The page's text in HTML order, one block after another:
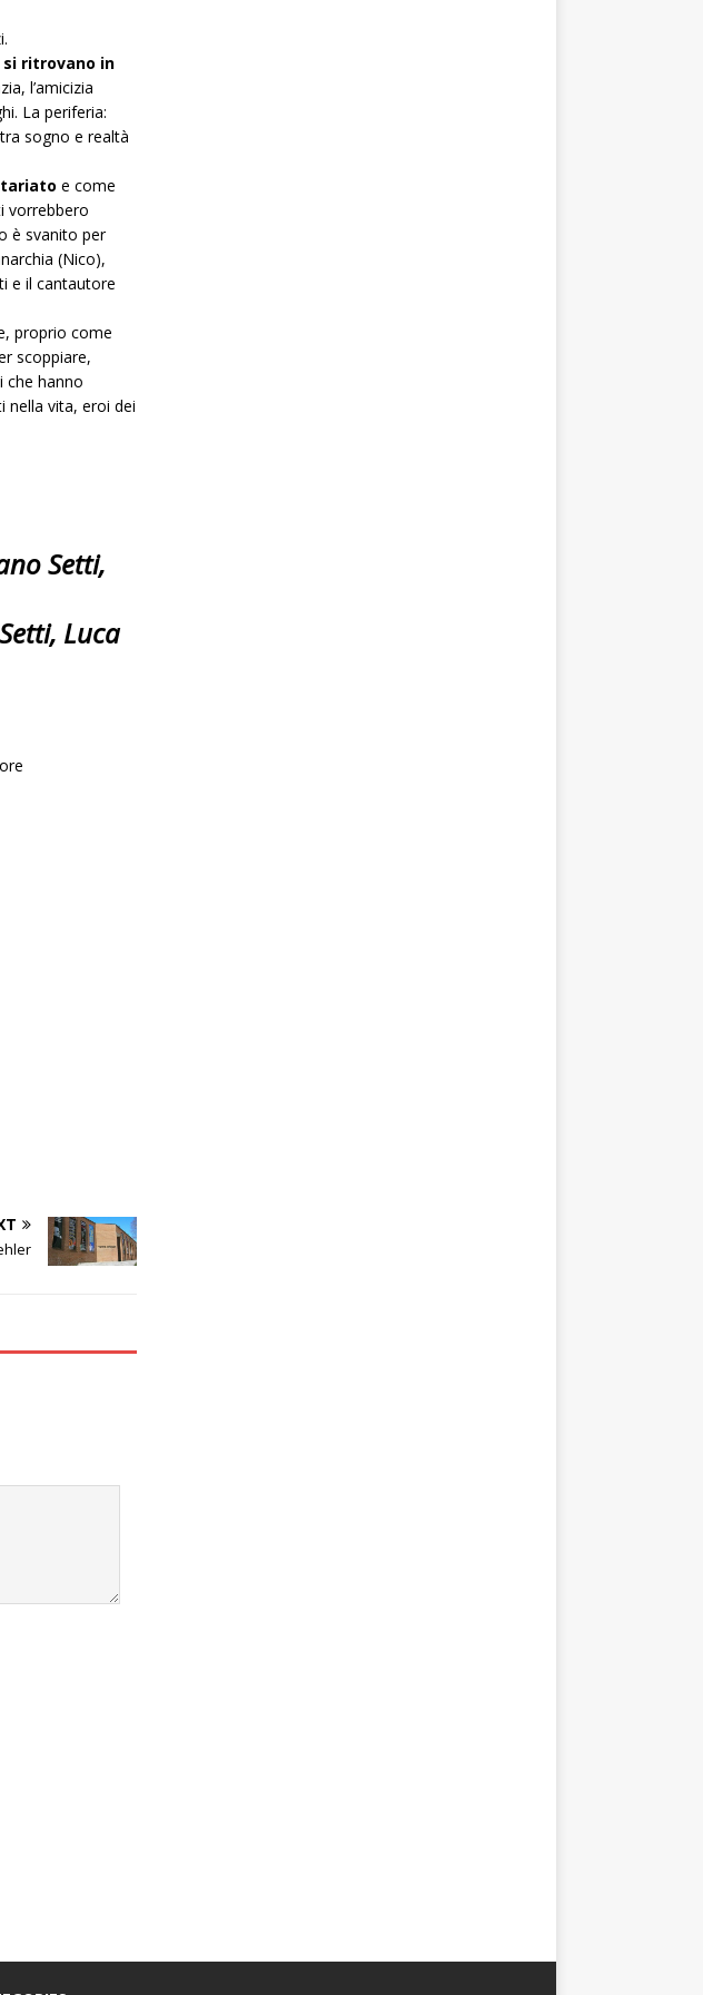
si ritrovano in
l’amicizia
La periferia:
sogno e realtà
e come
vorrebbero
è svanito per
(Nico),
e il cantautore
proprio come
scoppiare,
che hanno
nella vita, eroi dei
Setti,
Luca